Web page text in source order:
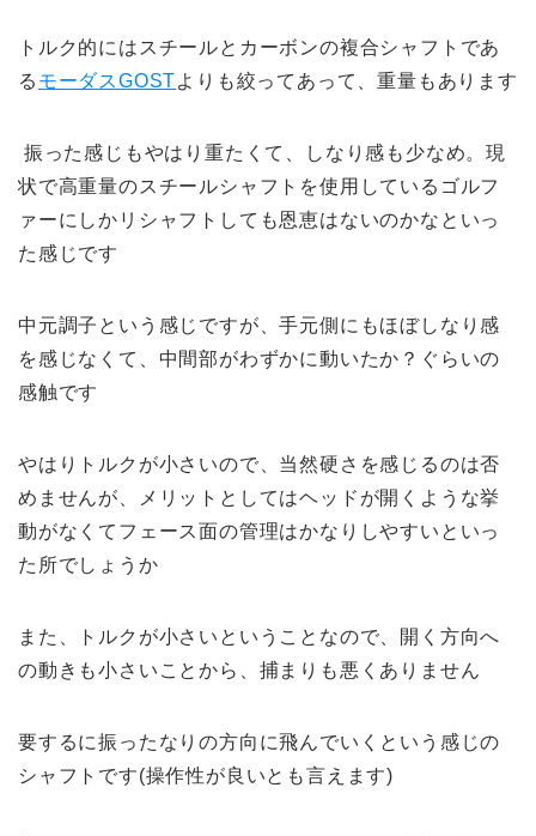
トルク的にはスチールとカーボンの複合シャフトであ
る モーダスGOSTよりも絞ってあって、重量もあります
振った感じもやはり重たくて、しなり感も少なめ。現
状で高重量のスチールシャフトを使用しているゴルフ
ァーにしかリシャフトしても恩恵はないのかなといっ
た感じです
中元調子という感じですが、手元側にもほぼしなり感
を感じなくて、中間部がわずかに動いたか？ぐらいの
感触です
やはりトルクが小さいので、当然硬さを感じるのは否
めませんが、メリットとしてはヘッドが開くような挙
動がなくてフェース面の管理はかなりしやすいといっ
た所でしょうか
また、トルクが小さいということなので、開く方向へ
の動きも小さいことから、捕まりも悪くありません
要するに振ったなりの方向に飛んでいくという感じの
シャフトです(操作性が良いとも言えます)